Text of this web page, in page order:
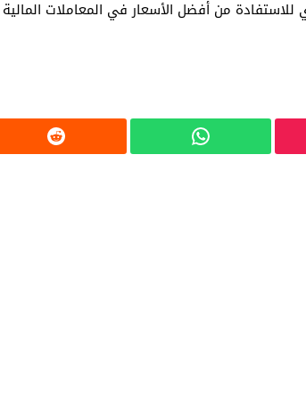
من أفضل الأسعار في المعاملات المالية